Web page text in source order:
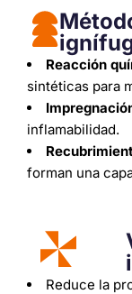
Reacción
sintéticas para
inflamabilidad.
forman una
Reduce la